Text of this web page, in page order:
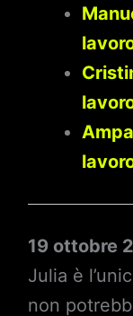
19 ottobre
Julia è
non